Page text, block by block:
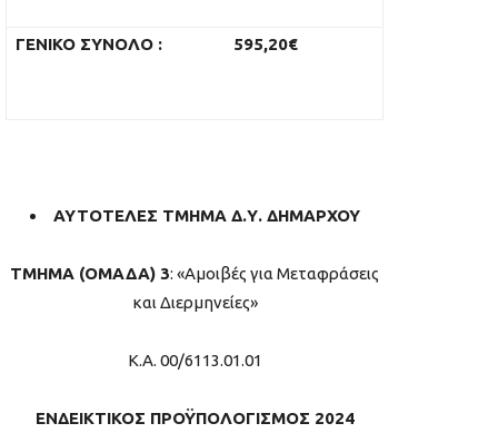
ΓΕΝΙΚΟ ΣΥΝΟΛΟ : 595,20€
ΑΥΤΟΤΕΛΕΣ ΤΜΗΜΑ Δ.Υ. ΔΗΜΑΡΧΟΥ
ΤΜΗΜΑ (ΟΜΑΔΑ) 3: «Αμοιβές για Μεταφράσεις
και Διερμηνείες»
Κ.Α. 00/6113.01.01
ΕΝΔΕΙΚΤΙΚΟΣ ΠΡΟΫΠΟΛΟΓΙΣΜΟΣ 2024